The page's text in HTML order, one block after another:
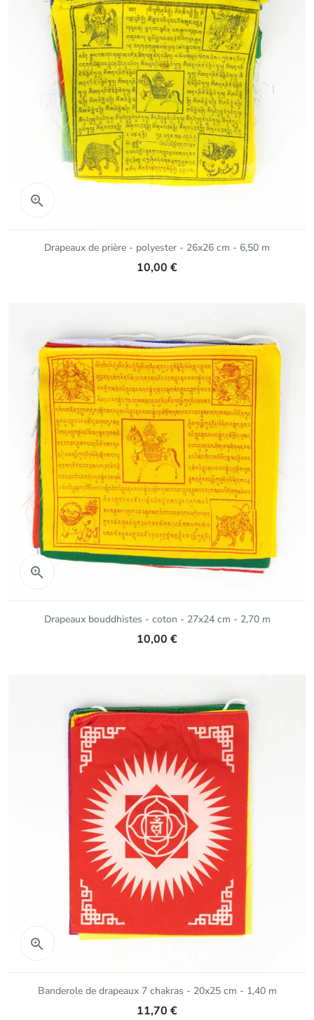

Drapeaux de prière - polyester - 26x26 cm - 6,50 m
10,00 €

Drapeaux bouddhistes - coton - 27x24 cm - 2,70 m
10,00 €
 Aperçu rapide
Banderole de drapeaux 7 chakras - 20x25 cm - 1,40 m
11,70 €